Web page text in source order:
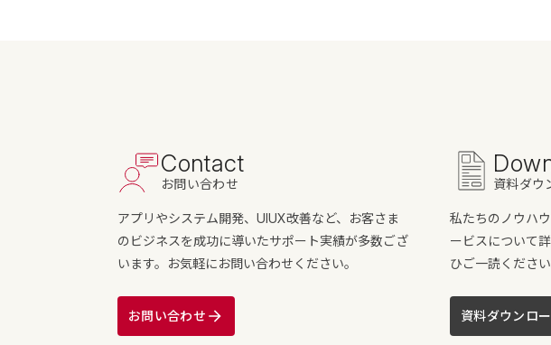
Contact
お問い合わせ
アプリやシステム開発、UIUX改善など、お客さま
のビジネスを成功に導いたサポート実績が多数ござ
います。お気軽にお問い合わせください。
お問い合わせ
資料ダウ
私たちのノウハ
ービスについて
ひご一読ください
資料ダウンロ